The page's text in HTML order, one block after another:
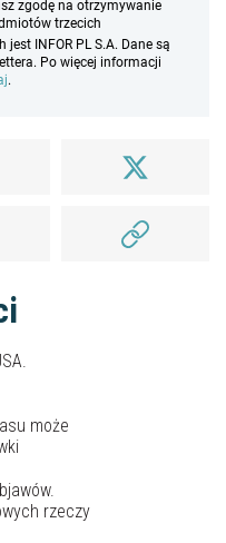
zgodę na otrzymywanie
trzecich
INFOR PL S.A. Dane są
Po więcej informacji
.
może
rzeczy